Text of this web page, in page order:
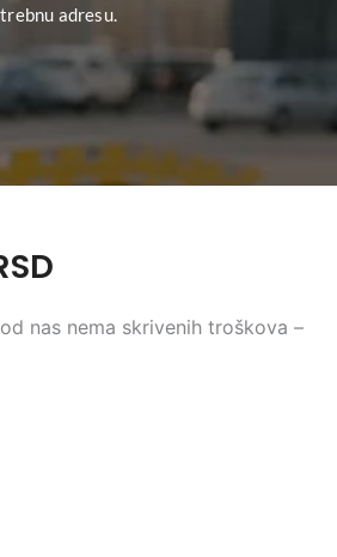
adresu.
nas nema skrivenih troškova –